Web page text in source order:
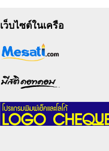
เว็บไซต์ในเครือ